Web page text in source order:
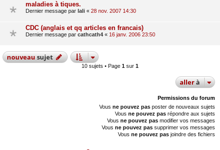
maladies à tiques.
Dernier message par lali « 28 nov. 2007 14:30
CDC (anglais et qq articles en francais)
Dernier message par cathcath4 « 16 janv. 2006 23:50
nouveausujet
10 sujets • Page 1 sur 1
allerà
Permissions du forum
Vous ne pouvez pas poster de nouveaux sujets
Vous ne pouvez pas répondre aux sujets
Vous ne pouvez pas modifier vos messages
Vous ne pouvez pas supprimer vos messages
Vous ne pouvez pas joindre des fichiers